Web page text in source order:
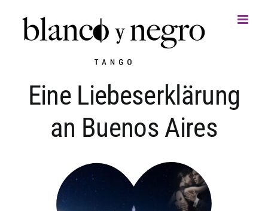
springen
Eine Liebeserklärung
an Buenos Aires